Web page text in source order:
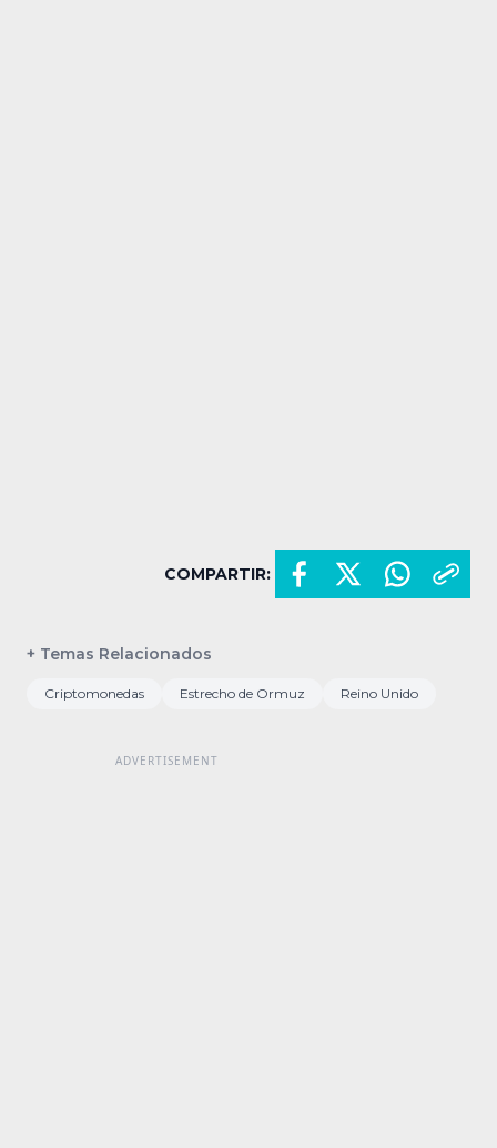
COMPARTIR:
+ Temas Relacionados
Criptomonedas Estrecho de Ormuz Reino Unido